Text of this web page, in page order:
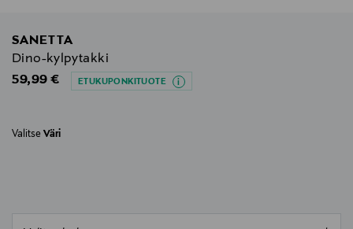
SANETTA
Dino-kylpytakki
Original Price
59,99 € ETUKUPONKITUOTE
Valitse Väri